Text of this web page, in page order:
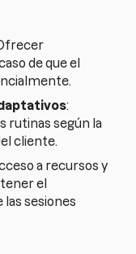
de que el
:
rutinas según la
cliente.
a recursos y
el
sesiones